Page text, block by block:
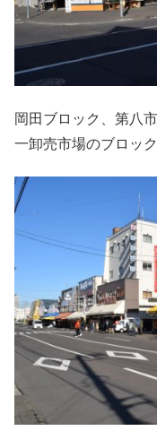
岡田ブロック、第八
一卸売市場のブロック